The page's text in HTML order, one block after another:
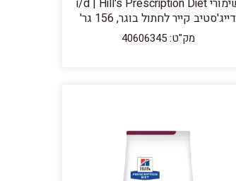
דייג'סטיב קייר לחתול בוגר, 156 גר'
מק"ט: 40606345